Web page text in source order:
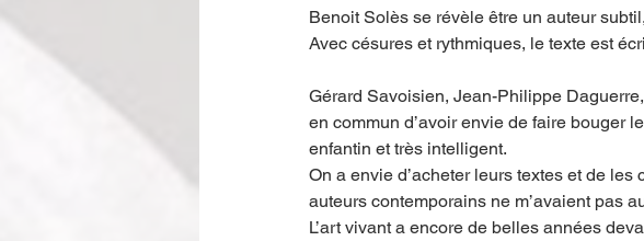
Benoit Solès se révèle être un auteur
Avec césures et rythmiques, le texte est
Gérard Savoisien, Jean-Philippe
en commun d’avoir envie de faire bouger
enfantin et très intelligent.
On a envie d’acheter leurs textes et de
auteurs contemporains ne m’avaient pas
L’art vivant a encore de belles années